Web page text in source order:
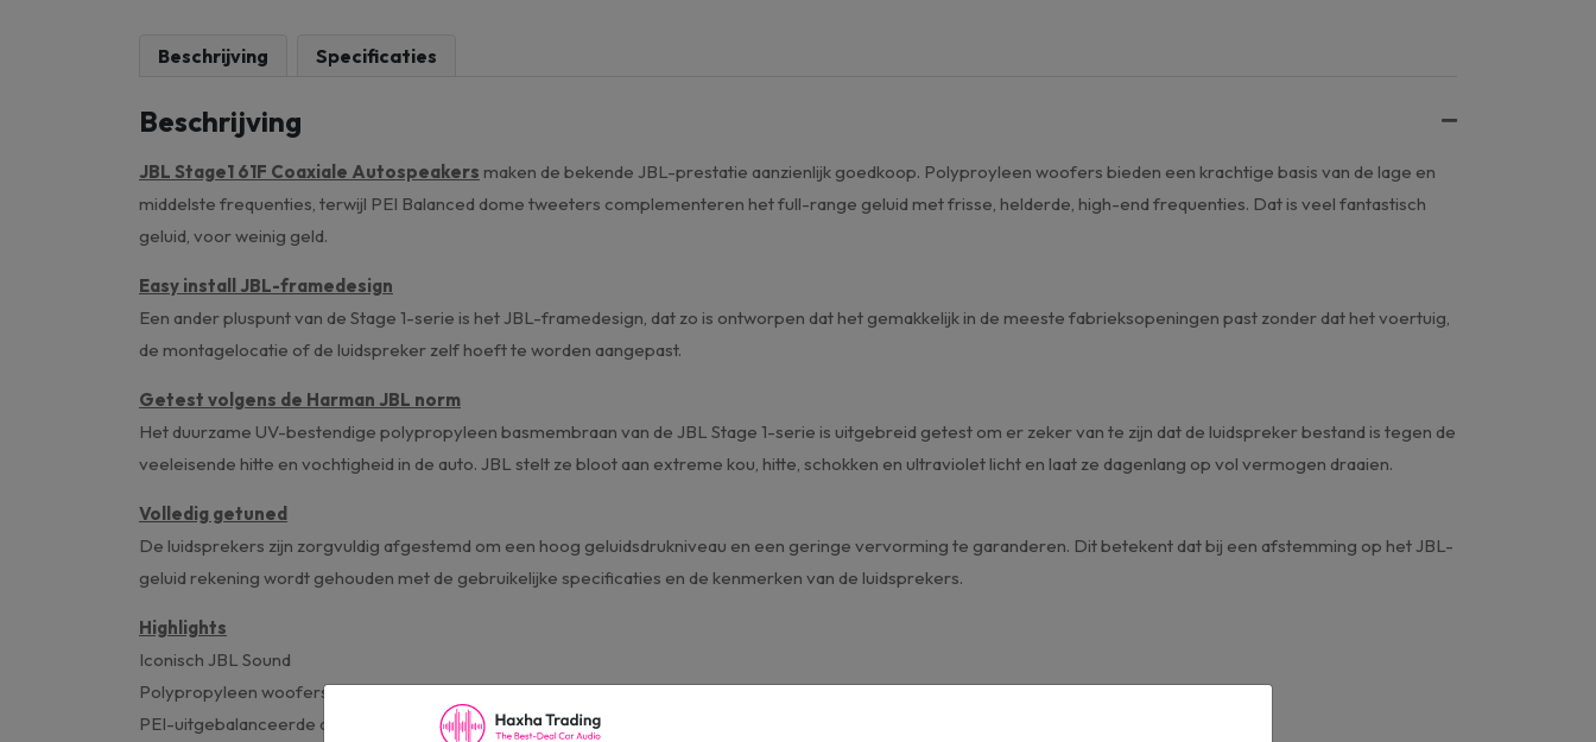
Beschrijving Specificaties
Beschrijving
JBL Stage1 61F Coaxiale Autospeakers maken de bekende JBL-prestatie aanzienlijk goedkoop. Polyproyleen woofers bieden een krachtige basis van de lage en
middelste frequenties, terwijl PEI Balanced dome tweeters complementeren het full-range geluid met frisse, helderde, high-end frequenties. Dat is veel fantastisch
geluid, voor weinig geld.
Easy install JBL-framedesign
Een ander pluspunt van de Stage 1-serie is het JBL-framedesign, dat zo is ontworpen dat het gemakkelijk in de meeste fabrieksopeningen past zonder dat het voertuig,
de montagelocatie of de luidspreker zelf hoeft te worden aangepast.
Getest volgens de Harman JBL norm
Het duurzame UV-bestendige polypropyleen basmembraan van de JBL Stage 1-serie is uitgebreid getest om er zeker van te zijn dat de luidspreker bestand is tegen de
veeleisende hitte en vochtigheid in de auto. JBL stelt ze bloot aan extreme kou, hitte, schokken en ultraviolet licht en laat ze dagenlang op vol vermogen draaien.
Volledig getuned
De luidsprekers zijn zorgvuldig afgestemd om een hoog geluidsdrukniveau en een geringe vervorming te garanderen. Dit betekent dat bij een afstemming op het JBL-
geluid rekening wordt gehouden met de gebruikelijke specificaties en de kenmerken van de luidsprekers.
Highlights
Iconisch JBL Sound
Polypropyleen woofers
PEI-uitgebalanceerde dome tweeter